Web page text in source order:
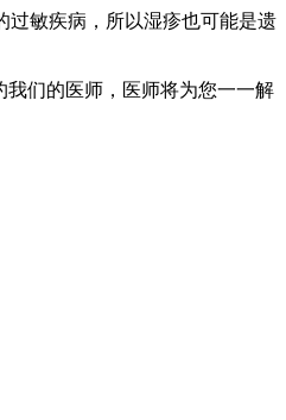
敏疾病，所以湿疹也可能是遗
我们的医师，医师将为您一一解